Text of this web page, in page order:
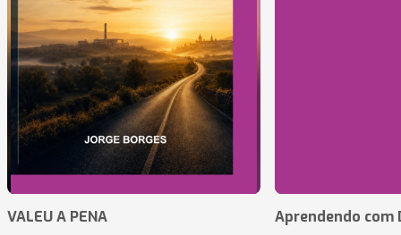
VALEU A PENA Aprendendo com